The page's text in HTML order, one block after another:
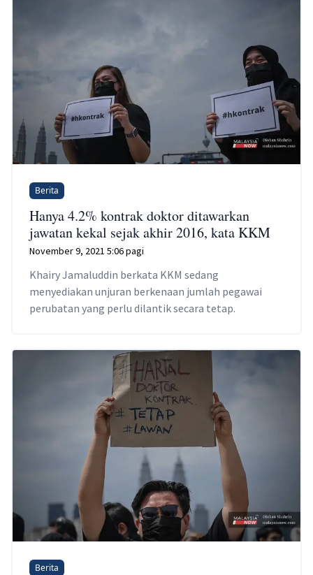
Berita
Hanya 4.2% kontrak doktor ditawarkan
jawatan kekal sejak akhir 2016, kata KKM
November 9, 2021 5:06 pagi
Khairy Jamaluddin berkata KKM sedang
menyediakan unjuran berkenaan jumlah pegawai
perubatan yang perlu dilantik secara tetap.
Berita